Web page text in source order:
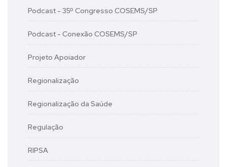
Podcast - 35º Congresso COSEMS/SP
Podcast - Conexão COSEMS/SP
Projeto Apoiador
Regionalização
Regionalização da Saúde
Regulação
RIPSA